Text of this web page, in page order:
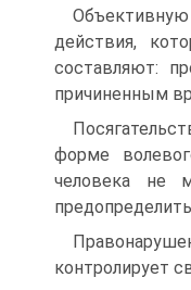
действия,
составляют:
причиненным
форме
человека не
контролирует